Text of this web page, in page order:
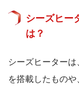
シーズヒー
は？
シーズヒーター
を搭載したもの